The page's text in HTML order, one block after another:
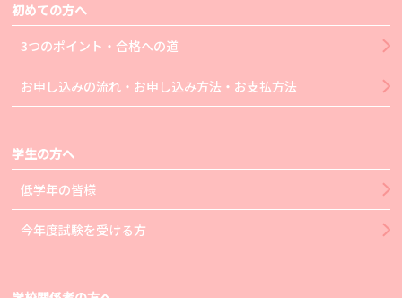
初めての方へ
3つのポイント・合格への道
お申し込みの流れ・お申し込み方法・お支払方法
学生の方へ
低学年の皆様
今年度試験を受ける方